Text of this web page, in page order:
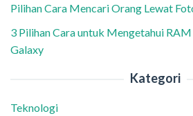
Pilihan Cara Mencari Orang Lewat
3 Pilihan Cara untuk Mengetahui
Galaxy
Kategori
Teknologi